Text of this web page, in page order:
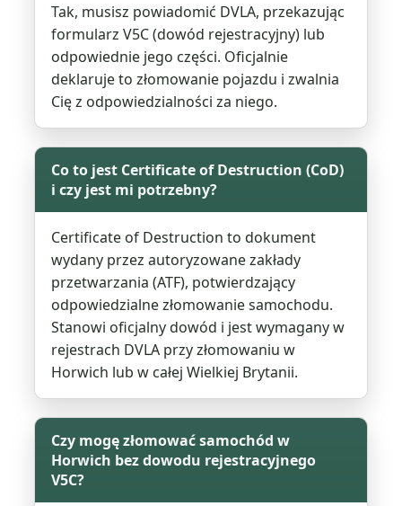
Tak, musisz powiadomić DVLA, przekazując
formularz V5C (dowód rejestracyjny) lub
odpowiednie jego części. Oficjalnie
deklaruje to złomowanie pojazdu i zwalnia
Cię z odpowiedzialności za niego.
Co to jest Certificate of Destruction (CoD)
i czy jest mi potrzebny?
Certificate of Destruction to dokument
wydany przez autoryzowane zakłady
przetwarzania (ATF), potwierdzający
odpowiedzialne złomowanie samochodu.
Stanowi oficjalny dowód i jest wymagany w
rejestrach DVLA przy złomowaniu w
Horwich lub w całej Wielkiej Brytanii.
Czy mogę złomować samochód w
Horwich bez dowodu rejestracyjnego
V5C?